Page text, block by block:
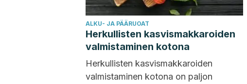
ALKU- JA PÄÄRUOAT
Herkullisten kasvismakkaroiden
valmistaminen kotona
Herkullisten kasvismakkaroiden
valmistaminen kotona on paljon